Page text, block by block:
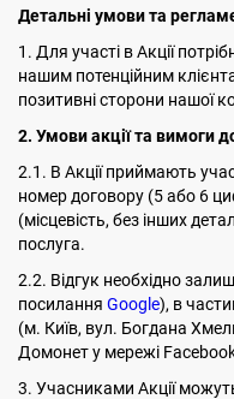
Детальні умови та
1. Для участі в Акції
нашим потенційним
позитивні сторони нашої
2. Умови акції та вимоги
2.1. В Акції приймають
номер договору (5 або 6
(місцевість, без інших
послуга.
2.2. Відгук необхідно
посилання Google), в
(м. Київ, вул. Богдана
Домонет у мережі
3. Учасниками Акції